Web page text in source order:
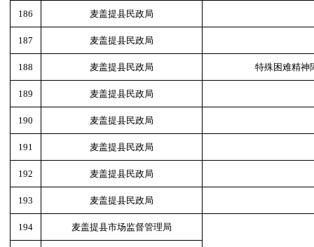
186 麦盖提县民政局
187 麦盖提县民政局
188 麦盖提县民政局 特殊困难精神
189 麦盖提县民政局
190 麦盖提县民政局
191 麦盖提县民政局
192 麦盖提县民政局
193 麦盖提县民政局
194 麦盖提县市场监督管理局